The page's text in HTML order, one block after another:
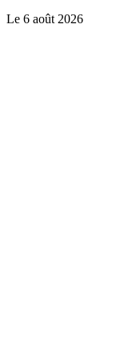
Le 6 août 2026